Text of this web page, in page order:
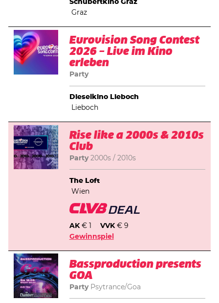
Schubertkino Graz
Graz
Eurovision Song Contest
2026 – Live im Kino
erleben
Party
Dieselkino Lieboch
Lieboch
Rise like a 2000s & 2010s
Club
Party 2000s 2010s
The Loft
Wien
AK€ 1 VVK€ 9
Gewinnspiel
Bassproduction presents
GOA
Party Psytrance/Goa